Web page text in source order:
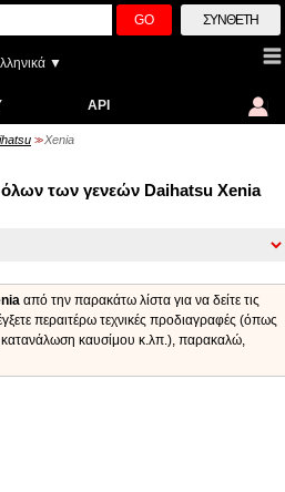
GO ΣΎΝΘΕΤΗ
▼
API
>> Xenia
όλων των γενεών Daihatsu Xenia
από την παρακάτω λίστα για να δείτε τις
περαιτέρω τεχνικές προδιαγραφές (όπως
κατανάλωση καυσίμου κ.λπ.), παρακαλώ,